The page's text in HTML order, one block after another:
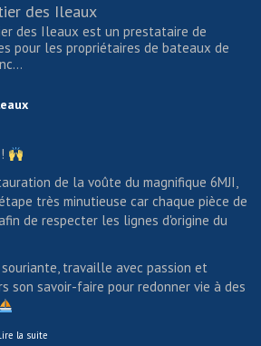
des Ileaux
des Ileaux est un prestataire de
pour les propriétaires de bateaux de
de la voûte du magnifique 6MJI,
très minutieuse car chaque pièce de
de respecter les lignes d'origine du
travaille avec passion et
son savoir-faire pour redonner vie à des
la suite